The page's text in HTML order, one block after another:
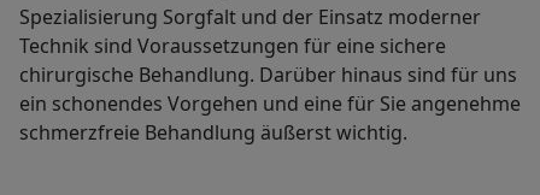
Spezialisierung Sorgfalt und der Einsatz moderner
Technik sind Voraussetzungen für eine sichere
chirurgische Behandlung. Darüber hinaus sind für uns
ein schonendes Vorgehen und eine für Sie angenehme
schmerzfreie Behandlung äußerst wichtig.